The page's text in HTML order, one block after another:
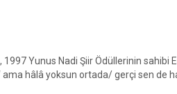
Yunus Nadi Şiir Ödüllerinin sahibi
hâlâ yoksun ortada/ gerçi sen de